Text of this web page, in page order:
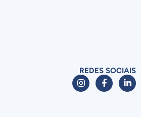
REDES SOCIAIS